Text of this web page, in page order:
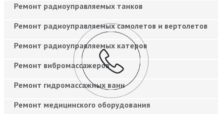
Ремонт радиоуправляемых танков
Ремонт радиоуправляемых самолетов и вертолетов
Ремонт радиоуправляемых катеров
Ремонт вибромассажеров
Ремонт гидромассажных ванн
Ремонт медицинского оборудования